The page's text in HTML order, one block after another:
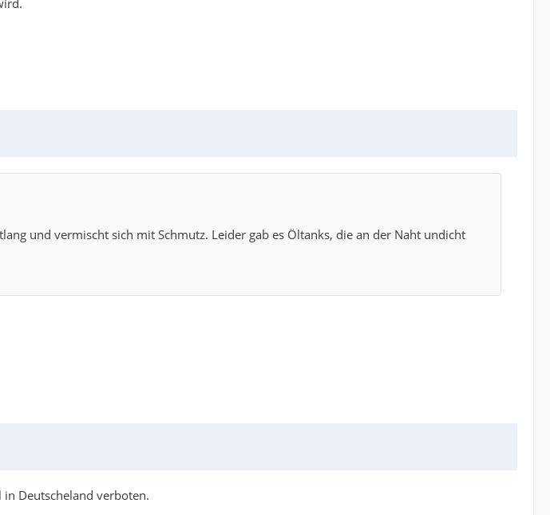
und vermischt sich mit Schmutz. Leider gab es Öltanks, die an der Naht undicht
in Deutscheland verboten.